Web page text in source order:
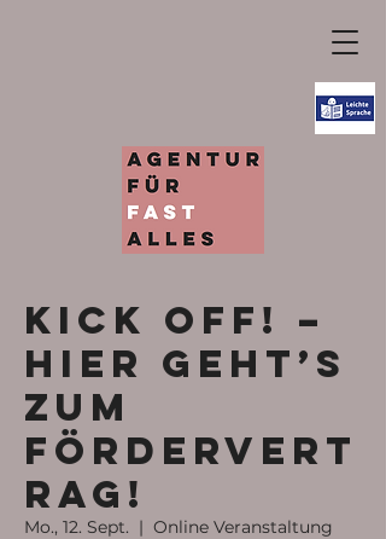
KICK OFF! –
Hier geht’s
zum
Fördervert
rag!
Mo., 12. Sept.
  |
Online Veranstaltung